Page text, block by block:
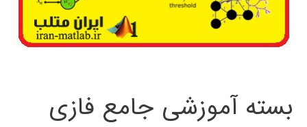
بسته آموزشی جامع فازی